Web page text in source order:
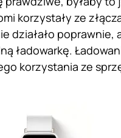
korzystały ze
działało poprawnie,
ładowarkę.
korzystania ze